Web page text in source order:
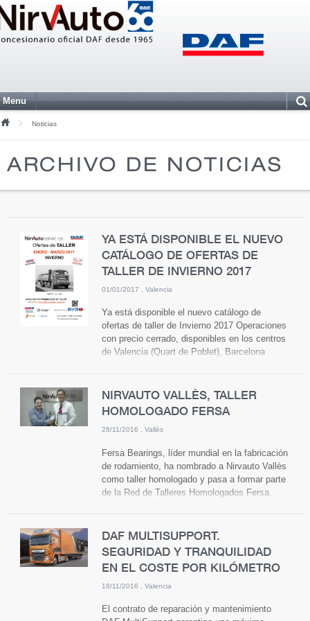
Menu
Noticias
ARCHIVO DE NOTICIAS
YA ESTÁ DISPONIBLE EL NUEVO
CATÁLOGO DE OFERTAS DE
TALLER DE INVIERNO 2017
01/01/2017 Valencia
Ya está disponible el nuevo catálogo de
ofertas de taller de Invierno 2017 Operaciones
con precio cerrado, disponibles en los centros
de Valencia (Quart de Poblet), Barcelona
precio final incluye material y montaje Entre
en nuesta
página http://www.nirvauto.es/Catalogos y
podrá ver el nuevo catálogo de ofertas de
2017)
NIRVAUTO VALLÈS, TALLER
HOMOLOGADO FERSA
28/11/2016 Vallès
Fersa Bearings, líder mundial en la fabricación
de rodamiento, ha nombrado a Nirvauto Vallès
como taller homologado y pasa a formar parte
de la Red de Talleres Homologados Fersa.
proveedor homologado Tier1, y una de las
base al rigor, la calidad y la modernización de
los procesos productivos, así como la
inversión constante en I+D+i. Fersa Bearings
extensa red de distribución a nivel global, así
DAF MULTISUPPORT.
SEGURIDAD Y TRANQUILIDAD
EN EL COSTE POR KILÓMETRO
18/11/2016 Valencia
El contrato de reparación y mantenimiento